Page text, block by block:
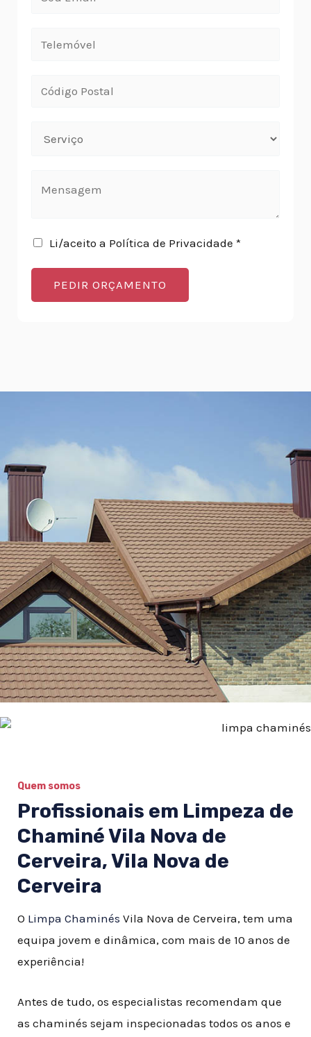
Li/aceito a Política de Privacidade *
PEDIR ORÇAMENTO
Quem somos
Profissionais em Limpeza de
Chaminé Vila Nova de
Cerveira, Vila Nova de
Cerveira
O Limpa Chaminés Vila Nova de Cerveira, tem uma
equipa jovem e dinâmica, com mais de 10 anos de
experiência!
Antes de tudo, os especialistas recomendam que
as chaminés sejam inspecionadas todos os anos e